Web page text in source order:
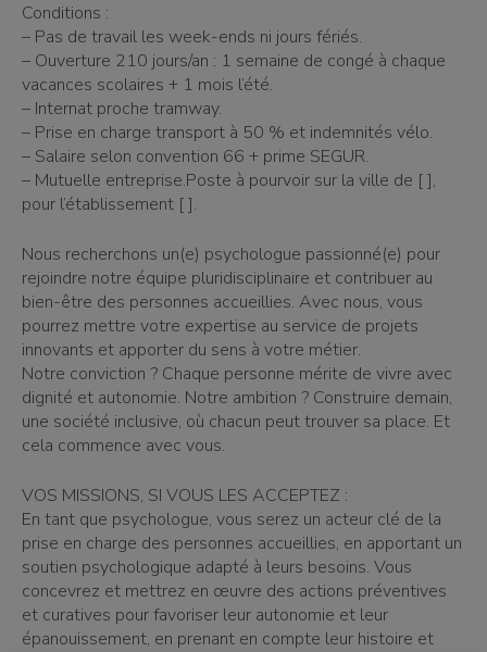
Conditions :
– Pas de travail les week-ends ni jours fériés.
– Ouverture 210 jours/an : 1 semaine de congé à chaque
vacances scolaires + 1 mois l’été.
– Internat proche tramway.
– Prise en charge transport à 50 % et indemnités vélo.
– Salaire selon convention 66 + prime SEGUR.
– Mutuelle entreprise.Poste à pourvoir sur la ville de [ ],
pour l’établissement [ ].
Nous recherchons un(e) psychologue passionné(e) pour
rejoindre notre équipe pluridisciplinaire et contribuer au
bien-être des personnes accueillies. Avec nous, vous
pourrez mettre votre expertise au service de projets
innovants et apporter du sens à votre métier.
Notre conviction ? Chaque personne mérite de vivre avec
dignité et autonomie. Notre ambition ? Construire demain,
une société inclusive, où chacun peut trouver sa place. Et
cela commence avec vous.
VOS MISSIONS, SI VOUS LES ACCEPTEZ :
En tant que psychologue, vous serez un acteur clé de la
prise en charge des personnes accueillies, en apportant un
soutien psychologique adapté à leurs besoins. Vous
concevrez et mettrez en œuvre des actions préventives
et curatives pour favoriser leur autonomie et leur
épanouissement, en prenant en compte leur histoire et